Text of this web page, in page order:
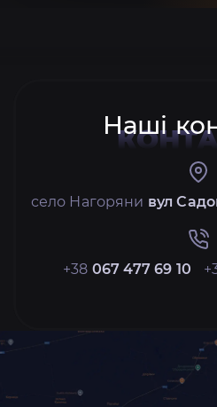
Наші
село Нагоряни вул
+38 067 477 69 10